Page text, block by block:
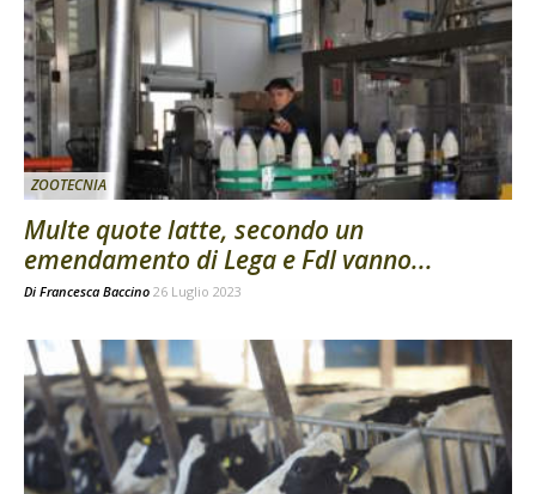
ZOOTECNIA
Multe quote latte, secondo un
emendamento di Lega e FdI vanno...
Di Francesca Baccino 26 Luglio 2023